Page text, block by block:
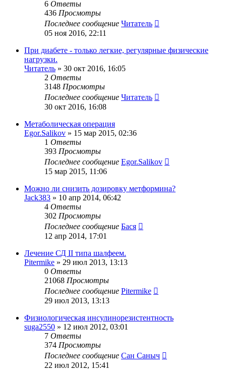
6 Ответы
436 Просмотры
Последнее сообщение Читатель
05 ноя 2016, 22:11
При диабете - только легкие, регулярные физические
нагрузки.
Читатель » 30 окт 2016, 16:05
2 Ответы
3148 Просмотры
Последнее сообщение Читатель
30 окт 2016, 16:08
Метаболическая операция
Egor.Salikov » 15 мар 2015, 02:36
1 Ответы
393 Просмотры
Последнее сообщение Egor.Salikov
15 мар 2015, 11:06
Можно ли снизить дозировку метформина?
Jack383 » 10 апр 2014, 06:42
4 Ответы
302 Просмотры
Последнее сообщение Бася
12 апр 2014, 17:01
Лечение СД II типа шалфеем.
Pitermike » 29 июл 2013, 13:13
0 Ответы
21068 Просмотры
Последнее сообщение Pitermike
29 июл 2013, 13:13
Физиологическая инсулинорезистентность
suga2550 » 12 июл 2012, 03:01
7 Ответы
374 Просмотры
Последнее сообщение Сан Саныч
22 июл 2012, 15:41